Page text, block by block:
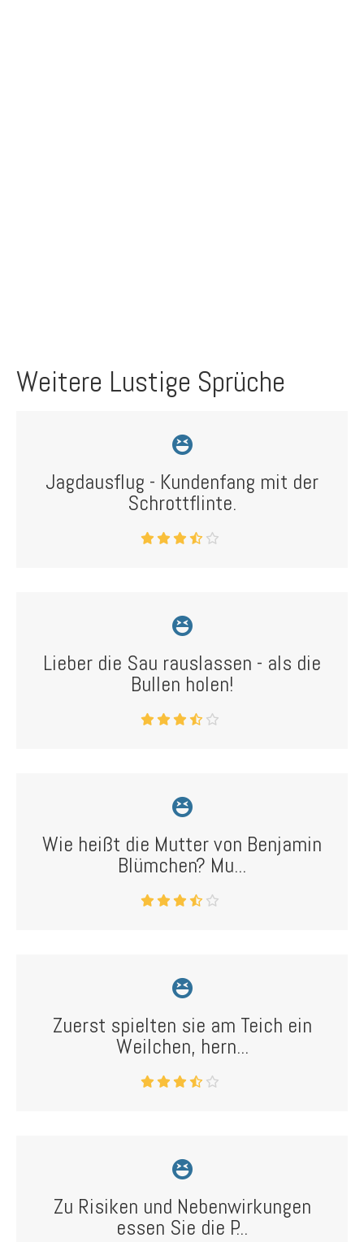
Weitere Lustige Sprüche
Jagdausflug - Kundenfang mit der
Schrottflinte.
Lieber die Sau rauslassen - als die
Bullen holen!
Wie heißt die Mutter von Benjamin
Blümchen? Mu...
Zuerst spielten sie am Teich ein
Weilchen, hern...
Zu Risiken und Nebenwirkungen
essen Sie die P...